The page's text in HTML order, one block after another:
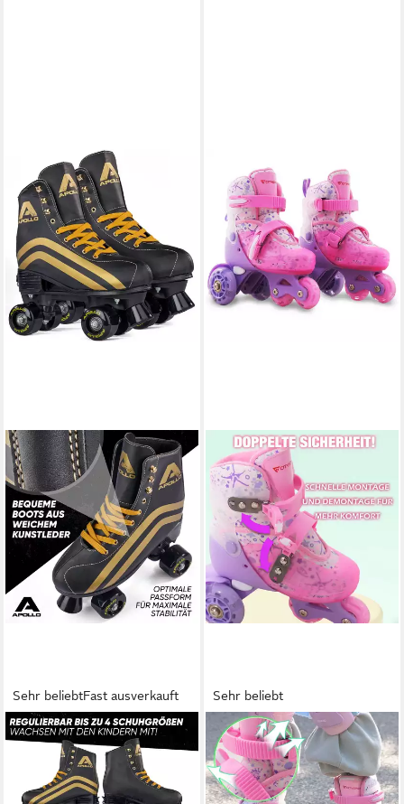
Sehr beliebtFast ausverkauft
APOLLO
Rollschuhe Retro Discoroller,
verstellbare Disco Roller
Skates, größenverstellbar
Sehr beliebt
CITYSPORTS
Rollschuhe Verstellbar Inliner
Leucht Inlineskates für
Mädchen/Jungen, mit